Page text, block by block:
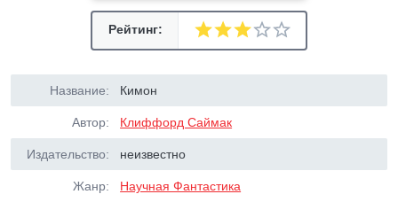
Рейтинг:
Название: Кимон
Автор: Клиффорд Саймак
Издательство: неизвестно
Жанр: Научная Фантастика